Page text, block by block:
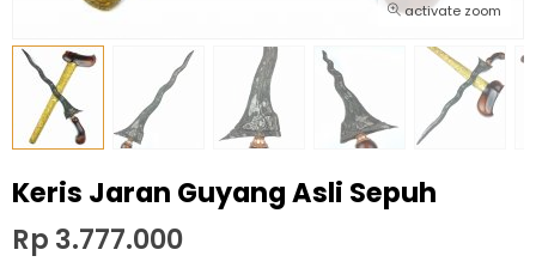
activate zoom
Keris Jaran Guyang Asli Sepuh
Rp 3.777.000